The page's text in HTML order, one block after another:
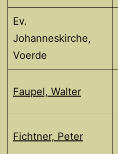
Ev.
Johanneskirche,
Voerde
Faupel, Walter
Fichtner, Peter